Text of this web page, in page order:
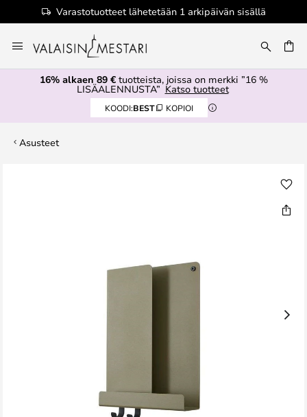
Varastotuotteet lähetetään 1 arkipäivän sisällä
to
Content
16% alkaen 89 €tuotteista, joissa on merkki ”16 %
LISÄALENNUSTA” Katso tuotteet
KOODI:BEST KOPIOI
Asusteet